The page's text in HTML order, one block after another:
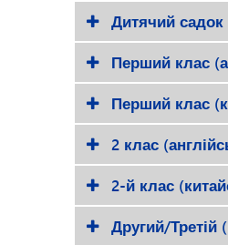
Дитячий
Перший клас
Перший клас
2 клас
2-й клас
Другий/Третій